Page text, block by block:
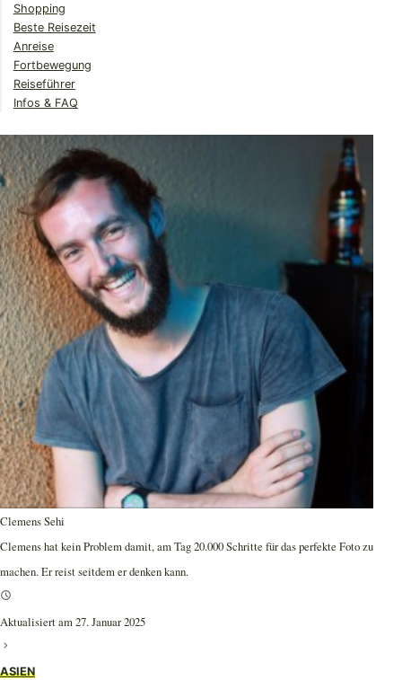
Shopping
Beste Reisezeit
Anreise
Fortbewegung
Reiseführer
Infos & FAQ
Clemens Sehi
Clemens hat kein Problem damit, am Tag 20.000 Schritte für das perfekte Foto zu
machen. Er reist seitdem er denken kann.
Aktualisiert am 27. Januar 2025
ASIEN